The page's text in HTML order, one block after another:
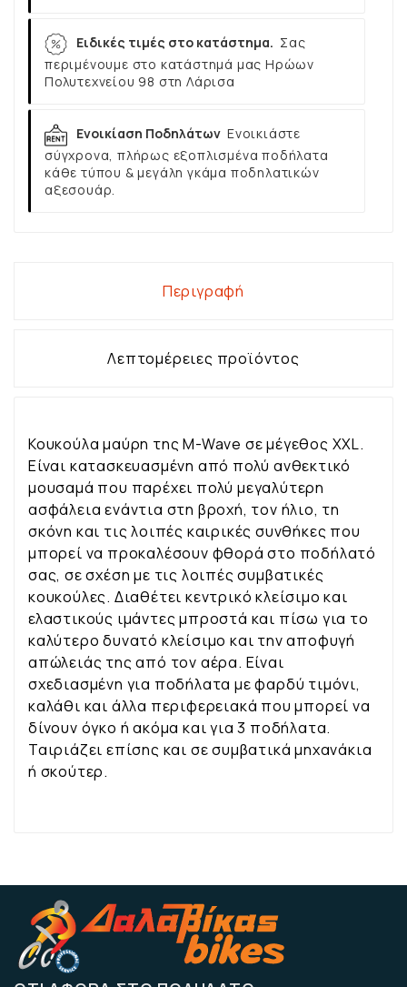
Ειδικές τιμές στο κατάστημα. Σας
περιμένουμε στο κατάστημά μας Ηρώων
Πολυτεχνείου 98 στη Λάρισα
Ενοικίαση Ποδηλάτων Ενοικιάστε
σύγχρονα, πλήρως εξοπλισμένα ποδήλατα
κάθε τύπου & μεγάλη γκάμα ποδηλατικών
αξεσουάρ.
Περιγραφή
Λεπτομέρειες προϊόντος
Κουκούλα μαύρη της M-Wave σε μέγεθος XXL.
Είναι κατασκευασμένη από πολύ ανθεκτικό
μουσαμά που παρέχει πολύ μεγαλύτερη
ασφάλεια ενάντια στη βροχή, τον ήλιο, τη
σκόνη και τις λοιπές καιρικές συνθήκες που
μπορεί να προκαλέσουν φθορά στο ποδήλατό
σας, σε σχέση με τις λοιπές συμβατικές
κουκούλες. Διαθέτει κεντρικό κλείσιμο και
ελαστικούς ιμάντες μπροστά και πίσω για το
καλύτερο δυνατό κλείσιμο και την αποφυγή
απώλειάς της από τον αέρα. Είναι
σχεδιασμένη για ποδήλατα με φαρδύ τιμόνι,
καλάθι και άλλα περιφερειακά που μπορεί να
δίνουν όγκο ή ακόμα και για 3 ποδήλατα.
Ταιριάζει επίσης και σε συμβατικά μηχανάκια
ή σκούτερ.